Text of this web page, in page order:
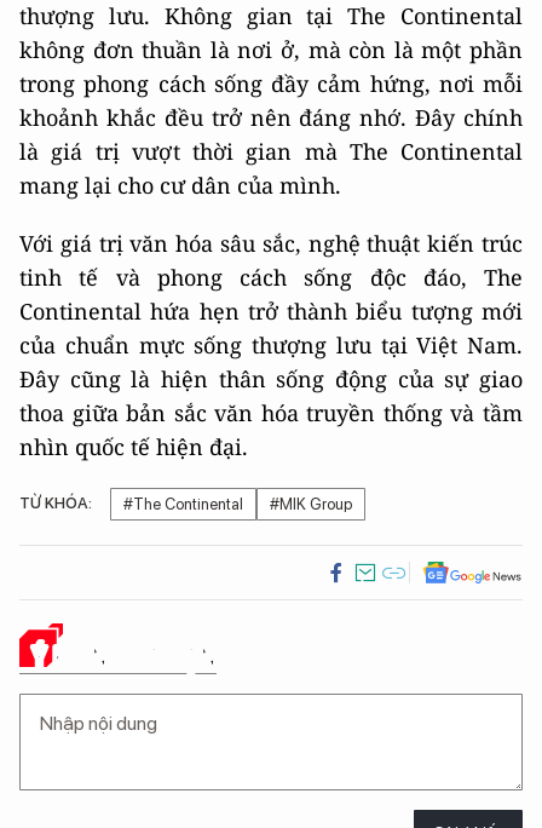
thượng lưu. Không gian tại The Continental
không đơn thuần là nơi ở, mà còn là một phần
trong phong cách sống đầy cảm hứng, nơi mỗi
khoảnh khắc đều trở nên đáng nhớ. Đây chính
là giá trị vượt thời gian mà The Continental
mang lại cho cư dân của mình.
Với giá trị văn hóa sâu sắc, nghệ thuật kiến trúc
tinh tế và phong cách sống độc đáo, The
Continental hứa hẹn trở thành biểu tượng mới
của chuẩn mực sống thượng lưu tại Việt Nam.
Đây cũng là hiện thân sống động của sự giao
thoa giữa bản sắc văn hóa truyền thống và tầm
nhìn quốc tế hiện đại.
TỪ KHÓA: #The Continental #MIK Group
Ý KIẾN CỦA BẠN